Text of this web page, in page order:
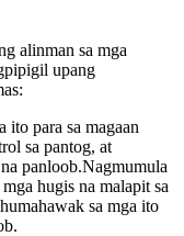
alinman sa mga
upang
ito para sa magaan
sa pantog, at
panloob.Nagmumula
hugis na malapit sa
sa mga ito